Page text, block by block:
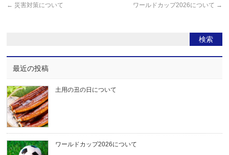
← 災害対策について ワールドカップ2026について →
最近の投稿
土用の丑の日について
ワールドカップ2026について